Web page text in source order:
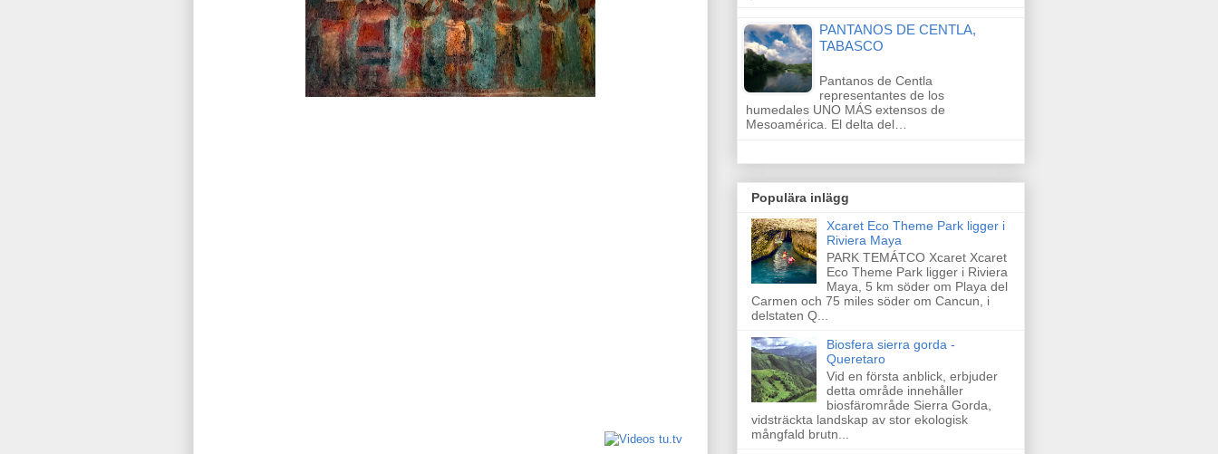
PANTANOS DE CENTLA,
TABASCO
Pantanos de Centla
representantes de los
humedales UNO MÁS extensos de
Mesoamérica. El delta del…
Populära inlägg
Xcaret Eco Theme Park ligger i
Riviera Maya
PARK TEMÁTCO Xcaret Xcaret
Eco Theme Park ligger i Riviera
Maya, 5 km söder om Playa del
Carmen och 75 miles söder om Cancun, i
delstaten Q...
Biosfera sierra gorda -
Queretaro
Vid en första anblick, erbjuder
detta område innehåller
biosfärområde Sierra Gorda,
vidsträckta landskap av stor ekologisk
mångfald brutn...